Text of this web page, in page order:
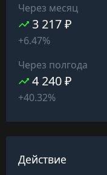
Через месяц
3 217 ₽
+6.47%
Через полгода
4 240 ₽
+40.32%
Действие